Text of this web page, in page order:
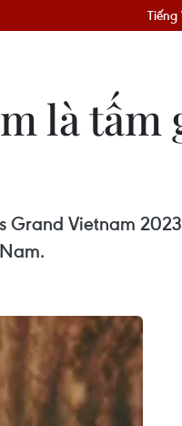
Tiếng
là tấm
Vietnam